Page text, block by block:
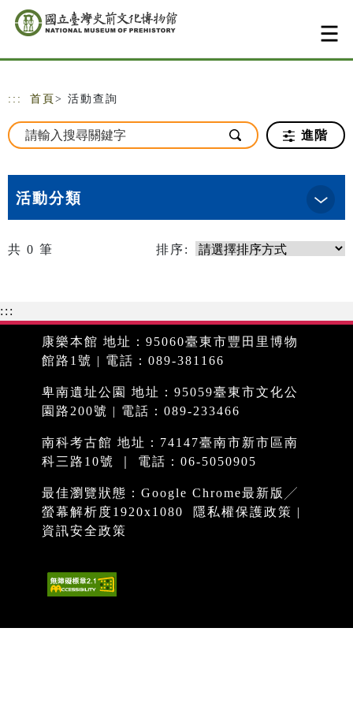
跳到主要內容
網站導覽
::: 首頁 > 活動查詢
進階
活動分類
共 0 筆 排序:
:::
康樂本館 地址：95060臺東市豐田里博物
館路1號 | 電話：089-381166
卑南遺址公園 地址：95059臺東市文化公
園路200號 | 電話：089-233466
南科考古館 地址：74147臺南市新市區南
科三路10號 ｜ 電話：06-5050905
最佳瀏覽狀態：Google Chrome最新版╱
螢幕解析度1920x1080
隱私權保護政策 |
資訊安全政策